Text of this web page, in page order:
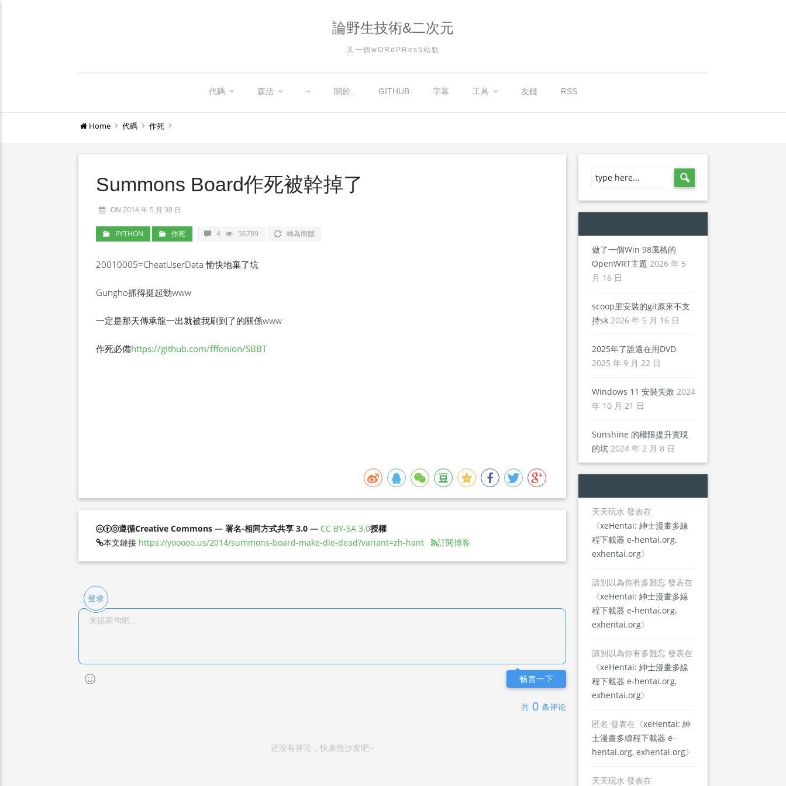
論野生技術&二次元
又一個wORdPRes5站點
代碼 森活 ~ 關於.. GITHUB 字幕 工具 友鏈 RSS
Home 代碼 作死
Summons Board作死被幹掉了
ON 2014 年 5 月 30 日
PYTHON 作死 4 56789 轉為簡體
20010005=CheatUserData 愉快地棄了坑
Gungho抓得挺起勁www
一定是那天傳承龍一出就被我刷到了的關係www
作死必備https://github.com/fffonion/SBBT
遵循Creative Commons — 署名-相同方式共享 3.0 — CC BY-SA 3.0授權
本文鏈接 https://yooooo.us/2014/summons-board-make-die-dead?variant=zh-hant 訂閱博客
登录
畅言一下
共 0 条评论
还没有评论，快来抢沙发吧~
做了一個Win 98風格的
OpenWRT主題 2026 年 5
月 16 日
scoop里安裝的git原來不支
持sk 2026 年 5 月 16 日
2025年了誰還在用DVD
2025 年 9 月 22 日
Windows 11 安裝失敗 2024
年 10 月 21 日
Sunshine 的權限提升實現
的坑 2024 年 2 月 8 日
天天玩水 發表在
《xeHentai: 紳士漫畫多線
程下載器 e-hentai.org,
exhentai.org》
請別以為你有多難忘 發表在
《xeHentai: 紳士漫畫多線
程下載器 e-hentai.org,
exhentai.org》
請別以為你有多難忘 發表在
《xeHentai: 紳士漫畫多線
程下載器 e-hentai.org,
exhentai.org》
匿名 發表在《xeHentai: 紳
士漫畫多線程下載器 e-
hentai.org, exhentai.org》
天天玩水 發表在